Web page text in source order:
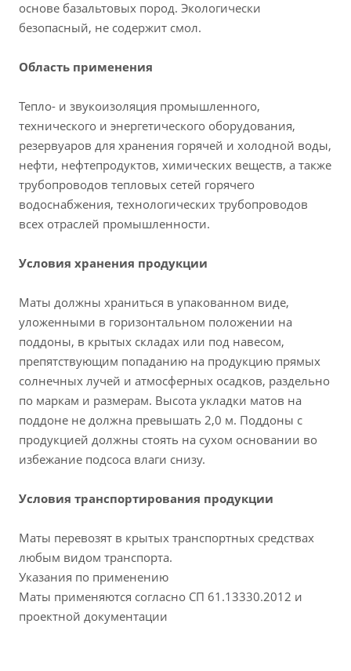
основе базальтовых пород. Экологически
безопасный, не содержит смол.
Область применения
Тепло- и звукоизоляция промышленного,
технического и энергетического оборудования,
резервуаров для хранения горячей и холодной воды,
нефти, нефтепродуктов, химических веществ, а также
трубопроводов тепловых сетей горячего
водоснабжения, технологических трубопроводов
всех отраслей промышленности.
Условия хранения продукции
Маты должны храниться в упакованном виде,
уложенными в горизонтальном положении на
поддоны, в крытых складах или под навесом,
препятствующим попаданию на продукцию прямых
солнечных лучей и атмосферных осадков, раздельно
по маркам и размерам. Высота укладки матов на
поддоне не должна превышать 2,0 м. Поддоны с
продукцией должны стоять на сухом основании во
избежание подсоса влаги снизу.
Условия транспортирования продукции
Маты перевозят в крытых транспортных средствах
любым видом транспорта.
Указания по применению
Маты применяются согласно СП 61.13330.2012 и
проектной документации